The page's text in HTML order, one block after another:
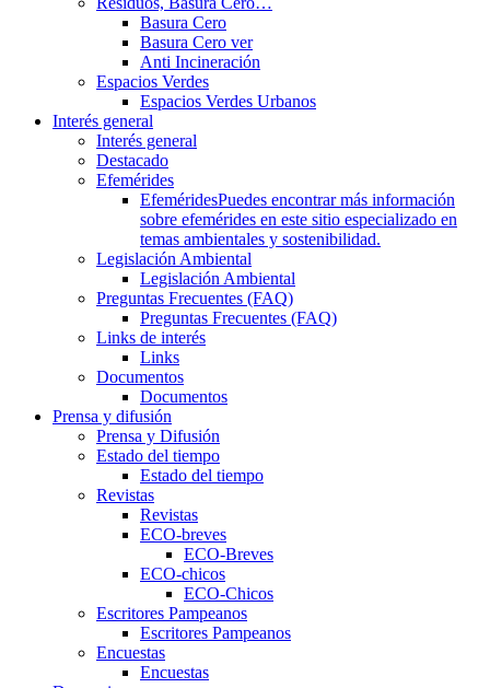
Basura Cero
Basura Cero ver
Anti Incineración
Espacios Verdes
Espacios Verdes Urbanos
Interés general
Interés general
Destacado
Efemérides
EfeméridesPuedes encontrar más información
sobre efemérides en este sitio especializado en
temas ambientales y sostenibilidad.
Legislación Ambiental
Legislación Ambiental
Preguntas Frecuentes (FAQ)
Preguntas Frecuentes (FAQ)
Links de interés
Links
Documentos
Documentos
Prensa y difusión
Prensa y Difusión
Estado del tiempo
Estado del tiempo
Revistas
Revistas
ECO-breves
ECO-Breves
ECO-chicos
ECO-Chicos
Escritores Pampeanos
Escritores Pampeanos
Encuestas
Encuestas